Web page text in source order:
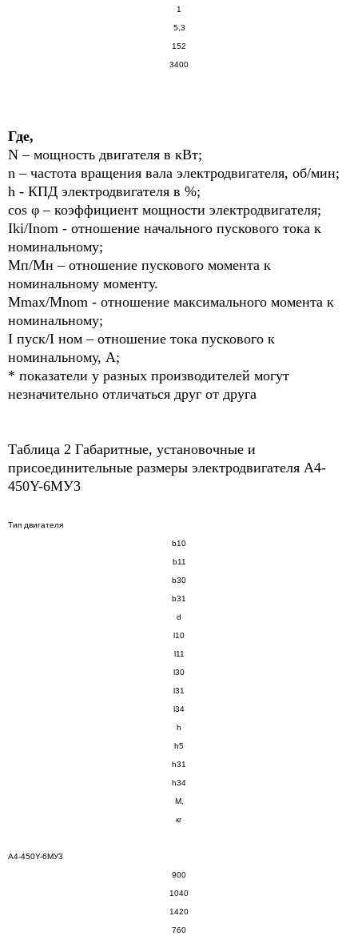
1
5,3
152
3400
Где,
N – мощность двигателя в кВт;
n – частота вращения вала электродвигателя, об/мин;
h - КПД электродвигателя в %;
cos φ – коэффициент мощности электродвигателя;
Iki/Inom - отношение начального пускового тока к
номинальному;
Мп/Мн – отношение пускового момента к
номинальному моменту.
Mmax/Mnom - отношение максимального момента к
номинальному;
I пуск/I ном – отношение тока пускового к
номинальному, А;
* показатели у разных производителей могут
незначительно отличаться друг от друга
Таблица 2 Габаритные, установочные и
присоединительные размеры электродвигателя A4-
450Y-6МУ3
Тип двигателя
b10
b11
b30
b31
d
10
11
30
31
34
h
h5
h31
h34
М,
кг
A4-450Y-6МУ3
900
1040
1420
760